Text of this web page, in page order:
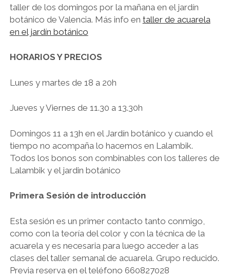
taller de los domingos por la mañana en el jardín
botánico de Valencia. Más info en taller de acuarela
en el jardín botánico
HORARIOS Y PRECIOS
Lunes y martes de 18 a 20h
Jueves y Viernes de 11.30 a 13.30h
Domingos 11 a 13h en el Jardín botánico y cuando el
tiempo no acompaña lo hacemos en Lalambik.
Todos los bonos son combinables con los talleres de
Lalambik y el jardin botánico
Primera Sesión de introducción
Esta sesión es un primer contacto tanto conmigo,
como con la teoría del color y con la técnica de la
acuarela y es necesaria para luego acceder a las
clases del taller semanal de acuarela. Grupo reducido.
Previa reserva en el teléfono 660827028